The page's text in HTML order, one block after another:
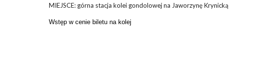
MIEJSCE: górna stacja kolei gondolowej na Jaworzynę Krynicką
Wstęp w cenie biletu na kolej